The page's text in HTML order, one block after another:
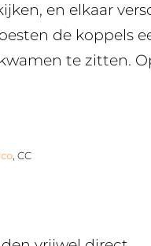
en elkaar
de koppels
te zitten.
, CC